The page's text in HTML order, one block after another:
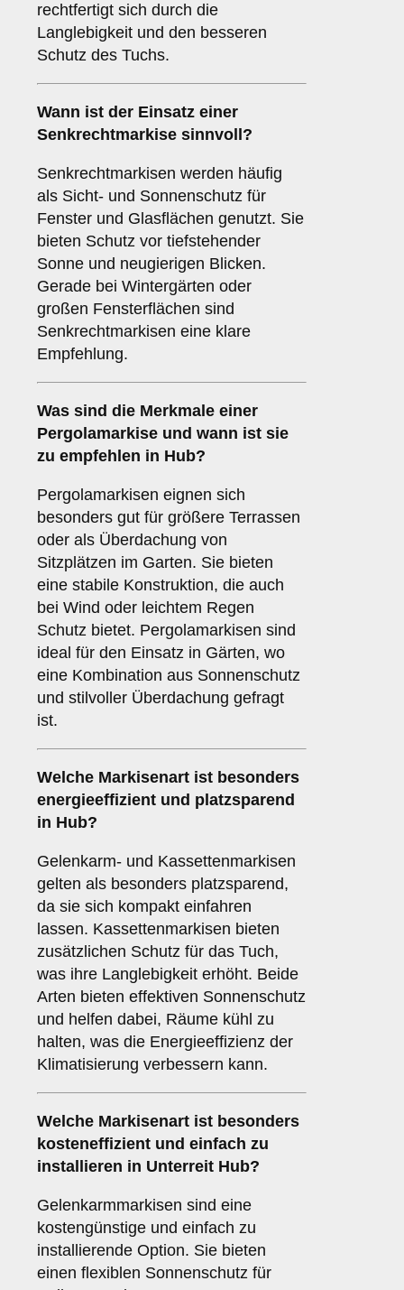
rechtfertigt sich durch die
Langlebigkeit und den besseren
Schutz des Tuchs.
Wann ist der Einsatz einer
Senkrechtmarkise sinnvoll?
Senkrechtmarkisen werden häufig
als Sicht- und Sonnenschutz für
Fenster und Glasflächen genutzt. Sie
bieten Schutz vor tiefstehender
Sonne und neugierigen Blicken.
Gerade bei Wintergärten oder
großen Fensterflächen sind
Senkrechtmarkisen eine klare
Empfehlung.
Was sind die Merkmale einer
Pergolamarkise und wann ist sie
zu empfehlen in Hub?
Pergolamarkisen eignen sich
besonders gut für größere Terrassen
oder als Überdachung von
Sitzplätzen im Garten. Sie bieten
eine stabile Konstruktion, die auch
bei Wind oder leichtem Regen
Schutz bietet. Pergolamarkisen sind
ideal für den Einsatz in Gärten, wo
eine Kombination aus Sonnenschutz
und stilvoller Überdachung gefragt
ist.
Welche Markisenart ist besonders
energieeffizient und platzsparend
in Hub?
Gelenkarm- und Kassettenmarkisen
gelten als besonders platzsparend,
da sie sich kompakt einfahren
lassen. Kassettenmarkisen bieten
zusätzlichen Schutz für das Tuch,
was ihre Langlebigkeit erhöht. Beide
Arten bieten effektiven Sonnenschutz
und helfen dabei, Räume kühl zu
halten, was die Energieeffizienz der
Klimatisierung verbessern kann.
Welche Markisenart ist besonders
kosteneffizient und einfach zu
installieren in Unterreit Hub?
Gelenkarmmarkisen sind eine
kostengünstige und einfach zu
installierende Option. Sie bieten
einen flexiblen Sonnenschutz für